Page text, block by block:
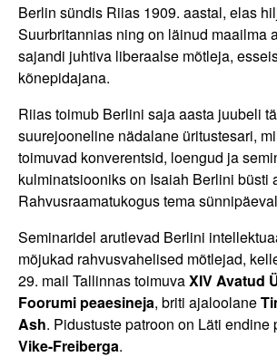
Berlin sündis Riias 1909. aastal, elas
Suurbritannias ning on läinud maailma
sajandi juhtiva liberaalse mõtleja,
kõnepidajana.
Riias toimub Berlini saja aasta juubeli
suurejooneline nädalane üritustesari,
toimuvad konverentsid, loengud ja
kulminatsiooniks on Isaiah Berlini büsti
Rahvusraamatukogus tema
Seminaridel arutlevad Berlini
mõjukad rahvusvahelised mõtlejad,
29. mail Tallinnas toimuvaXIV Avatud
Foorumi peaesineja, briti ajaloolane
Ash. Pidustuste patroon on Läti endine
Vike-Freiberga.